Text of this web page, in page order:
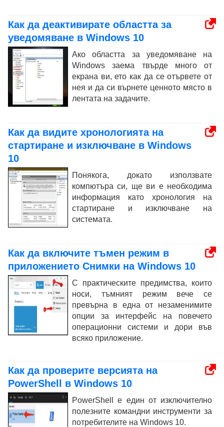
Как да деактивирате областта за
уведомяване в Windows 10
Ако областта за уведомяване на
Windows заема твърде много от
екрана ви, ето как да се отървете от
нея и да си върнете ценното място в
лентата на задачите.
Как да видите хронологията на
стартиране и изключване в Windows
10
Понякога, докато използвате
компютъра си, ще ви е необходима
информация като хронология на
стартиране и изключване на
системата.
Как да включите тъмен режим в
приложението Снимки на Windows 10
С практическите предимства, които
носи, тъмният режим вече се
превърна в една от незаменимите
опции за интерфейс на повечето
операционни системи и дори във
всяко приложение.
Как да проверите версията на
PowerShell в Windows 10
PowerShell е един от изключително
полезните командни инструменти за
потребителите на Windows 10.